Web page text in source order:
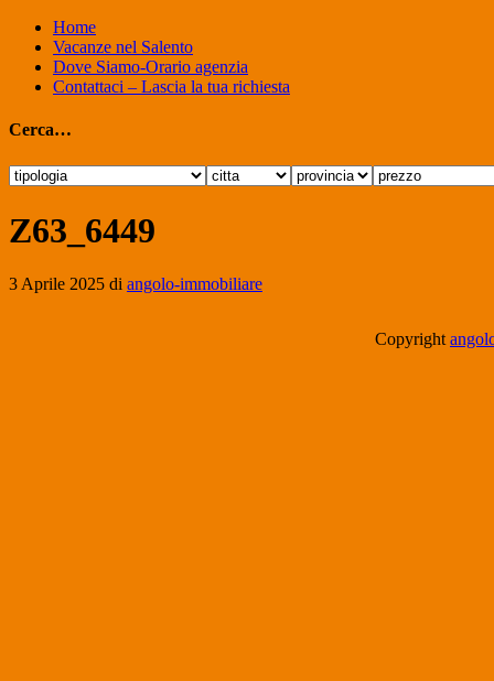
Home
Vacanze nel Salento
Dove Siamo-Orario agenzia
Contattaci – Lascia la tua richiesta
Cerca…
Z63_6449
3 Aprile 2025 di angolo-immobiliare
Copyright